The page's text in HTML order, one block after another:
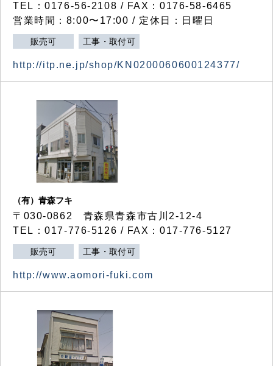
TEL：0176-56-2108 / FAX：0176-58-6465
営業時間：8:00〜17:00 / 定休日：日曜日
販売可 工事・取付可
http://itp.ne.jp/shop/KN0200060600124377/
（有）青森フキ
〒030-0862 青森県青森市古川2-12-4
TEL：017-776-5126 / FAX：017-776-5127
販売可 工事・取付可
http://www.aomori-fuki.com